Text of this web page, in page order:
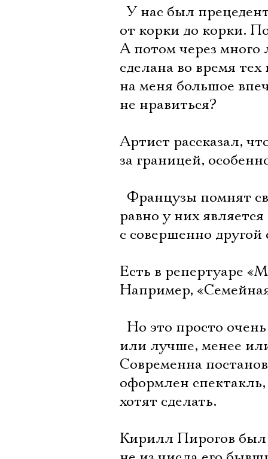
 У нас был
от корки до корки.
А потом через много
сделана во время
на меня большое
не нравиться?
Артист рассказал,
за границей,
 Французы помнят
равно у них
с совершенно
Есть в репертуаре
Например,
 Но это просто
или лучше, менее
Современна
оформлен
хотят сделать.
Кирилл Пирогов